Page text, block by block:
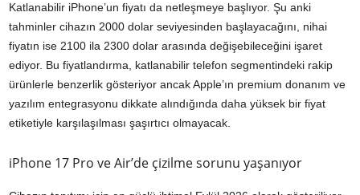
Katlanabilir iPhone’un fiyatı da netleşmeye başlıyor. Şu anki
tahminler cihazın 2000 dolar seviyesinden başlayacağını, nihai
fiyatın ise 2100 ila 2300 dolar arasında değişebileceğini işaret
ediyor. Bu fiyatlandırma, katlanabilir telefon segmentindeki rakip
ürünlerle benzerlik gösteriyor ancak Apple’ın premium donanım ve
yazılım entegrasyonu dikkate alındığında daha yüksek bir fiyat
etiketiyle karşılaşılması şaşırtıcı olmayacak.
iPhone 17 Pro ve Air’de çizilme sorunu yaşanıyor